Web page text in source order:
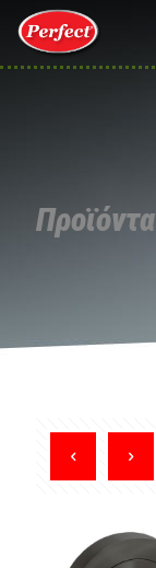
Προϊόντα